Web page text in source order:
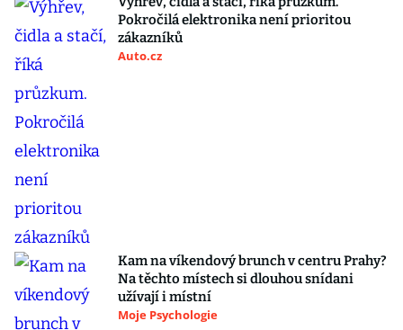
Pokročilá elektronika není prioritou
zákazníků
Auto.cz
Kam na víkendový brunch v centru Prahy?
Na těchto místech si dlouhou snídani
užívají i místní
Moje Psychologie